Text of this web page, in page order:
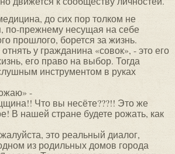
до сих пор толком не
по-прежнему несущая на себе
прошлого, борется за жизнь.
у гражданина «совок», - это его
его право на выбор. Тогда
инструментом в руках
-
Что вы несёте???!! Это же
В нашей стране будете рожать, как
это реальный диалог,
из родильных домов города